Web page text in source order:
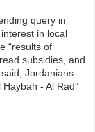
query in
in local
“results of
subsidies, and
Jordanians
- Al Rad”